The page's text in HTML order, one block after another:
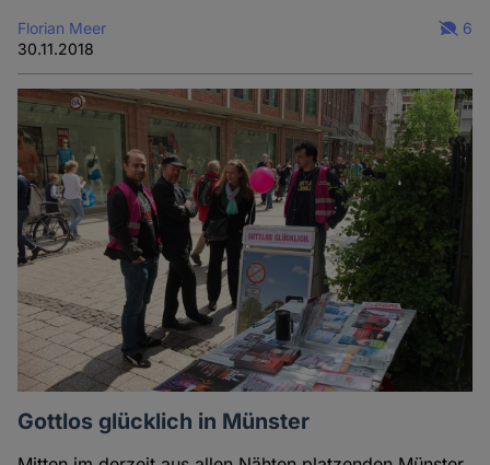
Florian Meer
30.11.2018
6
Gottlos glücklich in Münster